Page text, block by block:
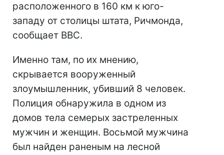
расположенного в 160 км к юго-
западу от столицы штата, Ричмонда,
сообщает ВВС.
Именно там, по их мнению,
скрывается вооруженный
злоумышленник, убивший 8 человек.
Полиция обнаружила в одном из
домов тела семерых застреленных
мужчин и женщин. Восьмой мужчина
был найден раненым на лесной